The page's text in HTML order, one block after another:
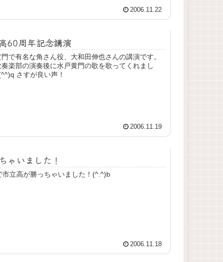
2006.11.22
60周年記念講演
で有名な角さん役、大和田伸也さんの講演です。
楽部の演奏後に水戸黄門の歌を歌ってくれまし
さすが良い声！
2006.11.19
ゃいました！
市立高が勝っちゃいました！(^.^)b
2006.11.18